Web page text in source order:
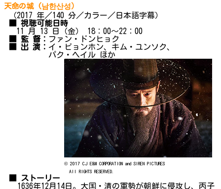
天命の城 (남한산성）
（2017 年／140 分／カラー／日本語字幕）
■ 視聴可能日時
11 月 13 日（金） 18：00～22：00
■ 監 督： ファン・ドンヒョク
■ 出 演： イ・ビョンホン、キム・ユンソク、
パク・ヘイル ほか
© 2017 CJ E&M CORPORATION and SIREN PICTURES
All RIGHTS RESERVED.
■ ストーリー
1636年12月14日。大国・清の軍勢が朝鮮に侵攻し、丙子